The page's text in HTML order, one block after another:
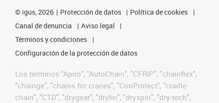
© igus, 2026 Protección de datos
Política de cookies
Canal de denuncia
Aviso legal
Términos y condiciones
Configuración de la protección de datos
Los términos "Apiro", "AutoChain", "CFRIP", "chainflex",
"chainge", "chains for cranes", "ConProtect", "cradle-
chain", "CTD", "drygear", "drylin", "dryspin", "dry-tech",